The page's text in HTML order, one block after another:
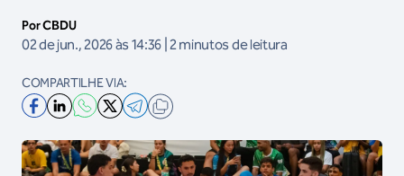
Por CBDU
02 de jun., 2026 às 14:36 | 2 minutos de leitura
COMPARTILHE VIA: